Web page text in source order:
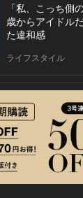
「私、こっち
歳からアイドル
た違和感
ライフスタイル